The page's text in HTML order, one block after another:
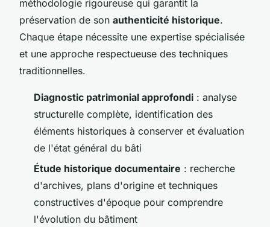
méthodologie rigoureuse qui garantit la
préservation de son authenticité historique.
Chaque étape nécessite une expertise spécialisée
et une approche respectueuse des techniques
traditionnelles.
Diagnostic patrimonial approfondi : analyse
structurelle complète, identification des
éléments historiques à conserver et évaluation
de l'état général du bâti
Étude historique documentaire : recherche
d'archives, plans d'origine et techniques
constructives d'époque pour comprendre
l'évolution du bâtiment